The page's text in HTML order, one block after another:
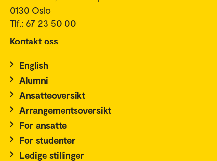
0130 Oslo
Tlf.: 67 23 50 00
Kontakt oss
English
Alumni
Ansatteoversikt
Arrangementsoversikt
For ansatte
For studenter
Ledige stillinger